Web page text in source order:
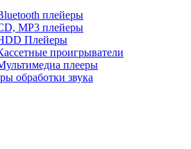
плейеры
MP3 плейеры
Плейеры
проигрыватели
плееры
обработки звука